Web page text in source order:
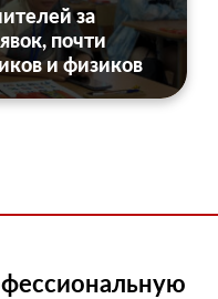
за
почти
и физиков